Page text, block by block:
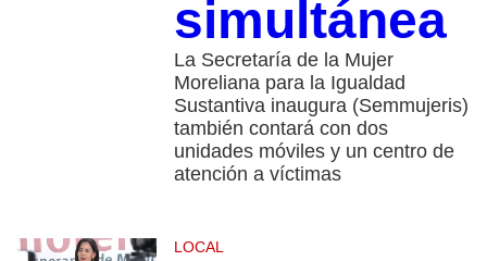
simultánea
La Secretaría de la Mujer
Moreliana para la Igualdad
Sustantiva inaugura (Semmujeris)
también contará con dos
unidades móviles y un centro de
atención a víctimas
LOCAL